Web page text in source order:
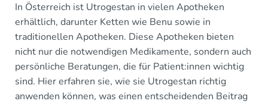
In Österreich ist Utrogestan in vielen Apotheken
erhältlich, darunter Ketten wie Benu sowie in
traditionellen Apotheken. Diese Apotheken bieten
nicht nur die notwendigen Medikamente, sondern auch
persönliche Beratungen, die für Patient:innen wichtig
sind. Hier erfahren sie, wie sie Utrogestan richtig
anwenden können, was einen entscheidenden Beitrag